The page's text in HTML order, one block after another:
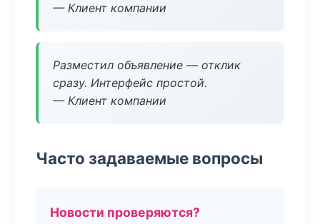
— Клиент компании
Разместил объявление — отклик
сразу. Интерфейс простой.
— Клиент компании
Часто задаваемые вопросы
Новости проверяются?